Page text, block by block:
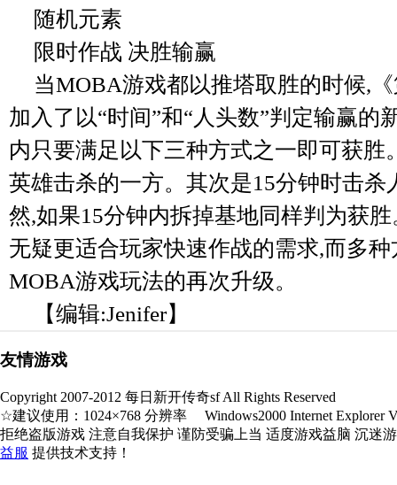
随机元素
限时作战 决胜输赢
当MOBA游戏都以推塔取胜的时候,
加入了以“时间”和“人头数”判定输赢的
内只要满足以下三种方式之一即可获胜
英雄击杀的一方。其次是15分钟时击杀
然,如果15分钟内拆掉基地同样判为获
无疑更适合玩家快速作战的需求,而多
MOBA游戏玩法的再次升级。
【编辑:Jenifer】
友情游戏
Copyright 2007-2012 每日新开传奇sf All Rights Reserved
☆建议使用：1024×768 分辨率 Windows2000 Internet Explorer
拒绝盗版游戏 注意自我保护 谨防受骗上当 适度游戏益脑 沉迷
益服 提供技术支持！